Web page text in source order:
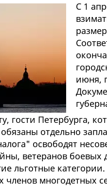
С 1
июня,
гости Петербурга,
отдельно
освободят
ветеранов боевых
льготные
членов многодетных